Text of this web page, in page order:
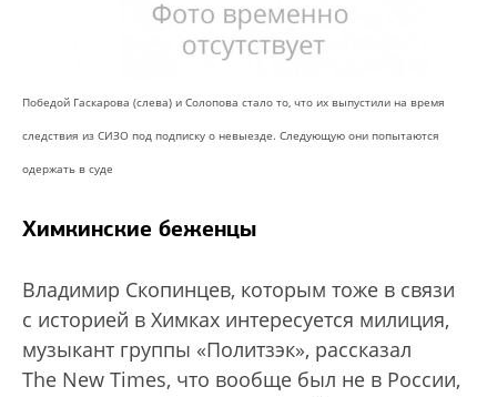
Победой Гаскарова (слева) и Солопова стало то, что их выпустили на время
следствия из СИЗО под подписку о невыезде. Следующую они попытаются
одержать в суде
Химкинские беженцы
Владимир Скопинцев, которым тоже в связи
с историей в Химках интересуется милиция,
музыкант группы «Политзэк», рассказал
The New Times, что вообще был не в России,